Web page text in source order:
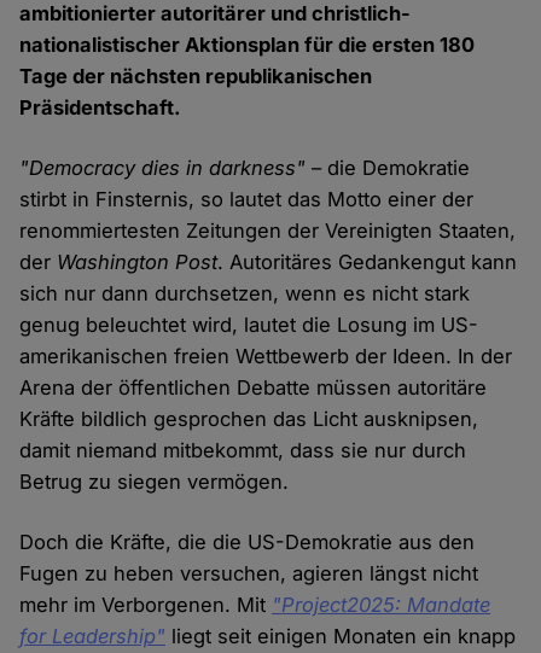
ambitionierter autoritärer und christlich-
nationalistischer Aktionsplan für die ersten 180
Tage der nächsten republikanischen
Präsidentschaft.
"Democracy dies in darkness" – die Demokratie
stirbt in Finsternis, so lautet das Motto einer der
renommiertesten Zeitungen der Vereinigten Staaten,
der Washington Post. Autoritäres Gedankengut kann
sich nur dann durchsetzen, wenn es nicht stark
genug beleuchtet wird, lautet die Losung im US-
amerikanischen freien Wettbewerb der Ideen. In der
Arena der öffentlichen Debatte müssen autoritäre
Kräfte bildlich gesprochen das Licht ausknipsen,
damit niemand mitbekommt, dass sie nur durch
Betrug zu siegen vermögen.
Doch die Kräfte, die die US-Demokratie aus den
Fugen zu heben versuchen, agieren längst nicht
mehr im Verborgenen. Mit "Project2025: Mandate
for Leadership" liegt seit einigen Monaten ein knapp